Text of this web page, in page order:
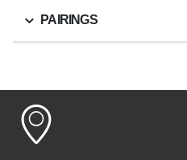
PAIRINGS